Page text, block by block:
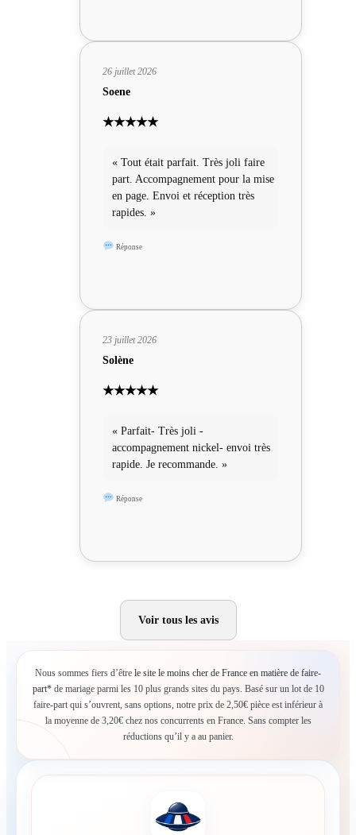
26 juillet 2026
Soene
★★★★★
« Tout était parfait. Très joli faire
part. Accompagnement pour la mise
en page. Envoi et réception très
rapides. »
Réponse
23 juillet 2026
Solène
★★★★★
« Parfait- Très joli -
accompagnement nickel- envoi très
rapide. Je recommande. »
Réponse
Voir tous les avis
Nous sommes fiers d’être le site le moins cher de France en matière de faire-
part*de mariage parmi les 10 plus grands sites du pays. Basé sur un lot de 10
faire-part qui s’ouvrent, sans options, notre prix de 2,50€ pièce est inférieur à
la moyenne de 3,20€ chez nos concurrents en France. Sans compter les
réductions qu’il y a au panier.